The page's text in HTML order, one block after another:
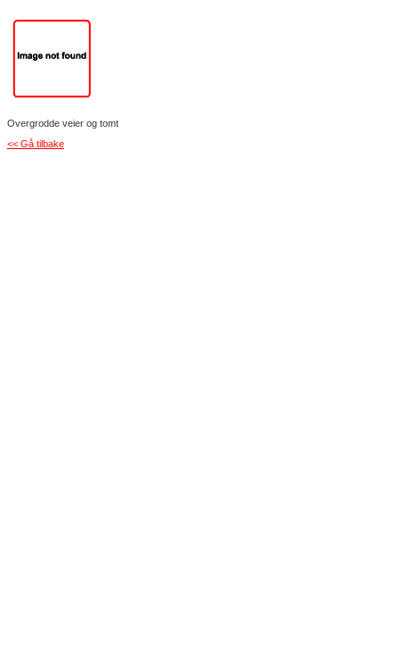
Overgrodde veier og tomt
<< Gå tilbake